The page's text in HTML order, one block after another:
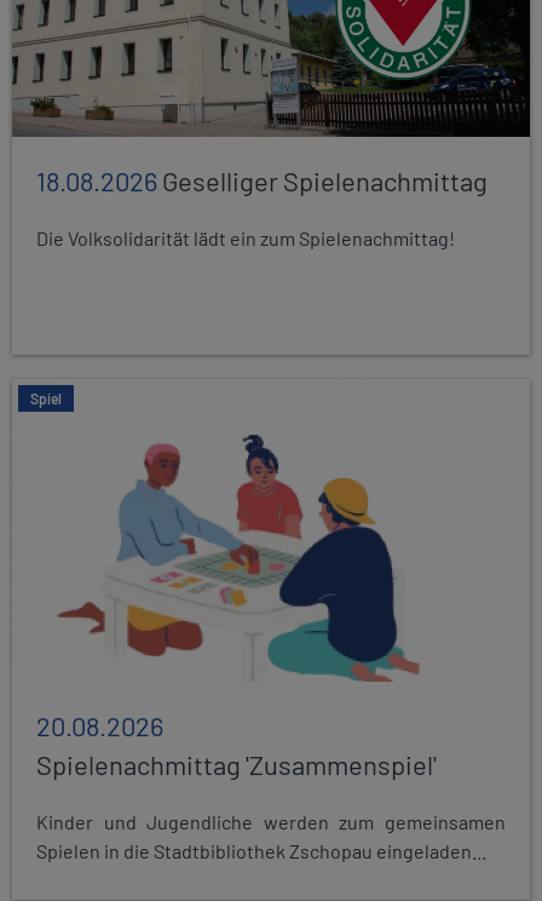
18.08.2026Geselliger Spielenachmittag
Die Volksolidarität lädt ein zum Spielenachmittag!
Spiel
20.08.2026
Spielenachmittag 'Zusammenspiel'
Kinder und Jugendliche werden zum gemeinsamen
Spielen in die Stadtbibliothek Zschopau eingeladen...